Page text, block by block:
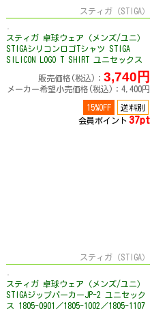
スティガ（STIGA）
スティガ 卓球ウェア（メンズ/ユニ）
STIGAシリコンロゴTシャツ STIGA
SILICON LOGO T SHIRT ユニセックス
販売価格(税込)： 3,740円
メーカー希望小売価格(税込)：4,400円
15%OFF
送料別
会員ポイント 37pt
スティガ（STIGA）
スティガ 卓球ウェア（メンズ/ユニ）
STIGAジップパーカーJP-2 ユニセック
ス 1805-0901／1805-1002／1805-1107